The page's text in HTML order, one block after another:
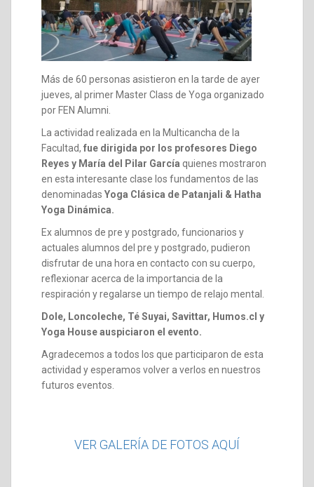
Más de 60 personas asistieron en la tarde de ayer
jueves, al primer Master Class de Yoga organizado
por FEN Alumni.
La actividad realizada en la Multicancha de la
Facultad, fue dirigida por los profesores Diego
Reyes y María del Pilar García quienes mostraron
en esta interesante clase los fundamentos de las
denominadas Yoga Clásica de Patanjali & Hatha
Yoga Dinámica.
Ex alumnos de pre y postgrado, funcionarios y
actuales alumnos del pre y postgrado, pudieron
disfrutar de una hora en contacto con su cuerpo,
reflexionar acerca de la importancia de la
respiración y regalarse un tiempo de relajo mental.
Dole, Loncoleche, Té Suyai, Savittar, Humos.cl y
Yoga House auspiciaron el evento.
Agradecemos a todos los que participaron de esta
actividad y esperamos volver a verlos en nuestros
futuros eventos.
VER GALERÍA DE FOTOS AQUÍ